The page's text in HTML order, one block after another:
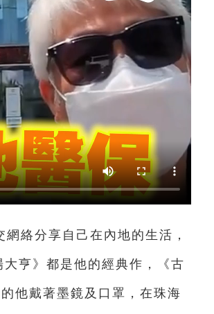
絡分享自己在內地的生活，
亨》都是他的經典作，《古
他戴著墨鏡及口罩，在珠海